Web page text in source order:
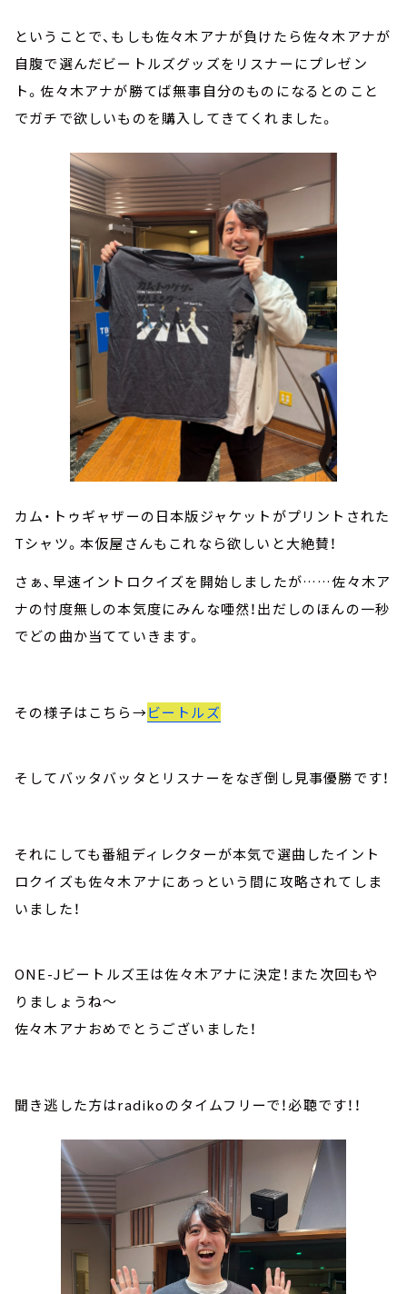
ということで、もしも佐々木アナが負けたら佐々木アナが
自腹で選んだビートルズグッズをリスナーにプレゼン
ト。佐々木アナが勝てば無事自分のものになるとのこと
でガチで欲しいものを購入してきてくれました。
カム・トゥギャザーの日本版ジャケットがプリントされた
Tシャツ。本仮屋さんもこれなら欲しいと大絶賛！
さぁ、早速イントロクイズを開始しましたが……佐々木ア
ナの忖度無しの本気度にみんな唖然！出だしのほんの一秒
でどの曲か当てていきます。
その様子はこちら→ビートルズ
そしてバッタバッタとリスナーをなぎ倒し見事優勝です！
それにしても番組ディレクターが本気で選曲したイント
ロクイズも佐々木アナにあっという間に攻略されてしま
いました！
ONE-Jビートルズ王は佐々木アナに決定！また次回もや
りましょうね～
佐々木アナおめでとうございました！
聞き逃した方はradikoのタイムフリーで！必聴です！！